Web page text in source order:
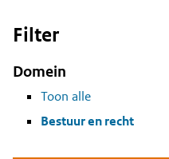
Filter
Domein
Toon alle
Bestuur en recht